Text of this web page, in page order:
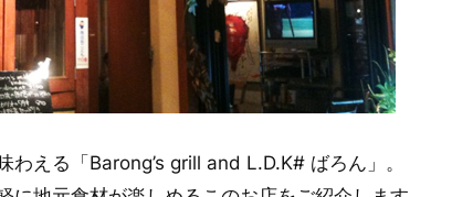
わえる「Barong’s grill and L.D.K# ばろん」。